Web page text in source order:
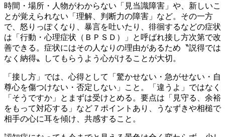
時間・場所・人物がわからない「見当識障害」や、新しいこ
とが覚えられない「理解、判断力の障害」など。その一方
で、怒りっぽくなり、暴言を吐いたり、徘徊するなどの症状
は「行動・心理症状（ＢＰＳＤ）」と呼ばれ接し方次第で改
善できる。症状にはその人なりの理由があるため〝説得では
なく納得〟してもらうよう心がけることが大切。
「接し方」では、心得として「驚かせない・急がせない・自
尊心を傷つけない・否定しない」こと。「違うよ」ではなく
「そうですか」とまずは受けとめる。要点は「見守る、余裕
をもって対応する」など７ポイントあり、うなずきや相槌で
相手の心に耳を傾け、共感すること。